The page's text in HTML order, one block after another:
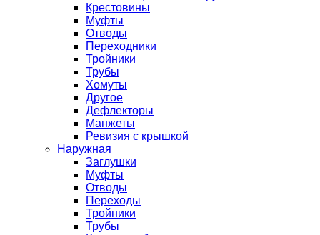
Крестовины
Муфты
Отводы
Переходники
Тройники
Трубы
Хомуты
Другое
Дефлекторы
Манжеты
Ревизия с крышкой
Наружная
Заглушки
Муфты
Отводы
Переходы
Тройники
Трубы